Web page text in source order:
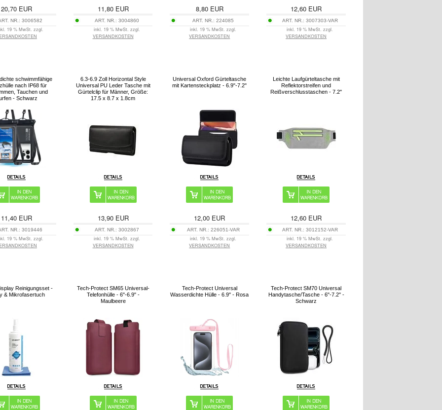
20,70EUR
NR.: 3006582
19 % MwSt. zzgl.
11,80EUR
ART. NR.: 3004860
inkl. 19 % MwSt. zzgl.
VERSANDKOSTEN
8,80EUR
ART. NR.:224085
inkl. 19 % MwSt. zzgl.
VERSANDKOSTEN
12,60 EUR
ART. NR.: 3007303-VAR
inkl. 19 % MwSt. zzgl.
VERSANDKOSTEN
schwimmfähige
nach IP68 für
Tauchen und
- Schwarz
11,40EUR
NR.: 3019446
19 % MwSt. zzgl.
6.3-6.9 Zoll Horizontal Style
Universal PU Leder Tasche mit
Gürtelclip für Männer, Größe:
17.5 x 8.7 x 1.8cm
13,90EUR
ART. NR.: 3002867
inkl. 19 % MwSt. zzgl.
VERSANDKOSTEN
Universal Oxford Gürteltasche
mit Kartensteckplatz - 6.9"-7.2"
12,00 EUR
ART. NR.: 226051-VAR
inkl. 19 % MwSt. zzgl.
VERSANDKOSTEN
Leichte Laufgürteltasche mit
Reflektorstreifen und
Reißverschlusstaschen - 7.2"
12,60 EUR
ART. NR.: 3012152-VAR
inkl. 19 % MwSt. zzgl.
VERSANDKOSTEN
Reinigungsset -
& Mikrofasertuch
Tech-Protect SM65 Universal-
Telefonhülle - 6"-6.9" -
Maulbeere
Tech-Protect Universal
Wasserdichte Hülle - 6.9" - Rosa
Tech-Protect SM70 Universal
Handytasche/Tasche - 6"-7.2" -
Schwarz